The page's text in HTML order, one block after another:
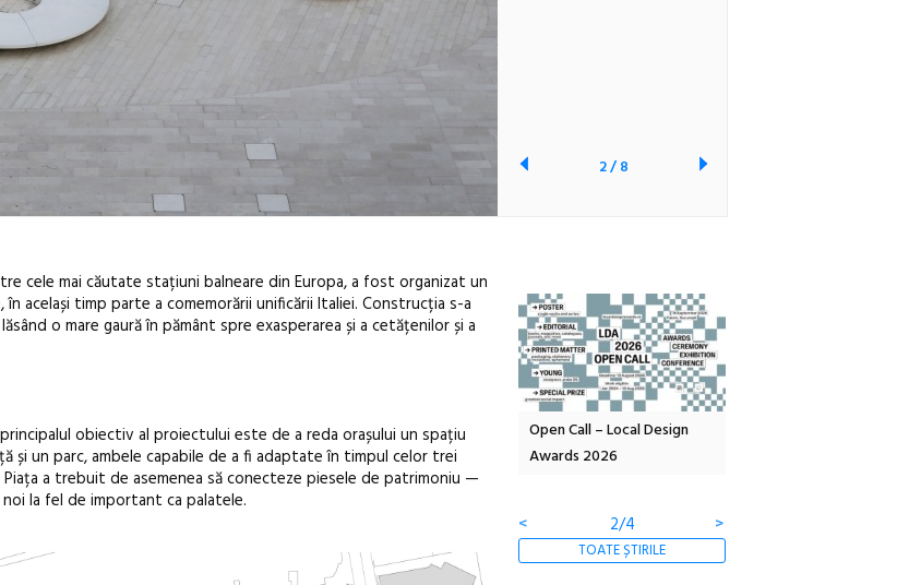
2/8
cele mai căutate stațiuni balneare din Europa, a fost organizat un
, în același timp parte a comemorării unificării Italiei. Construcția s-a
o mare gaură în pământ spre exasperarea și a cetățenilor și a
obiectiv al proiectului este de a reda orașului un spațiu
și un parc, ambele capabile de a fi adaptate în timpul celor trei
a trebuit de asemenea să conecteze piesele de patrimoniu —
la fel de important ca palatele.
Open Call – Local Design
Awards 2026
Anuala de artă urbană
Artown NOW #5:
<
3/4 >
TOATE ȘTIRILE